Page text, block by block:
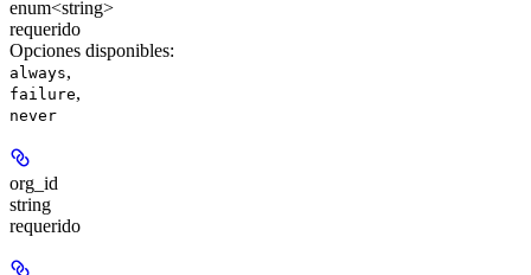
enum<string>
requerido
Opciones disponibles:
always,
failure,
never
org_id
string
requerido